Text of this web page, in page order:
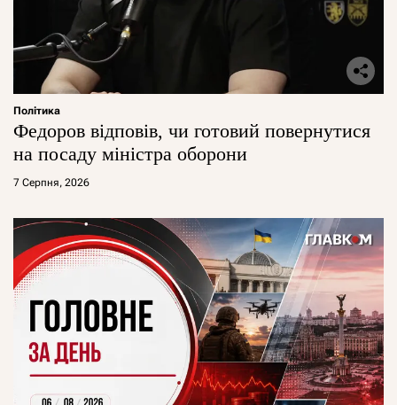
Політика
Федоров відповів, чи готовий повернутися
на посаду міністра оборони
7 Серпня, 2026